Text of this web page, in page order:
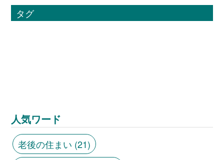
タグ
人気ワード
老後の住まい (21)